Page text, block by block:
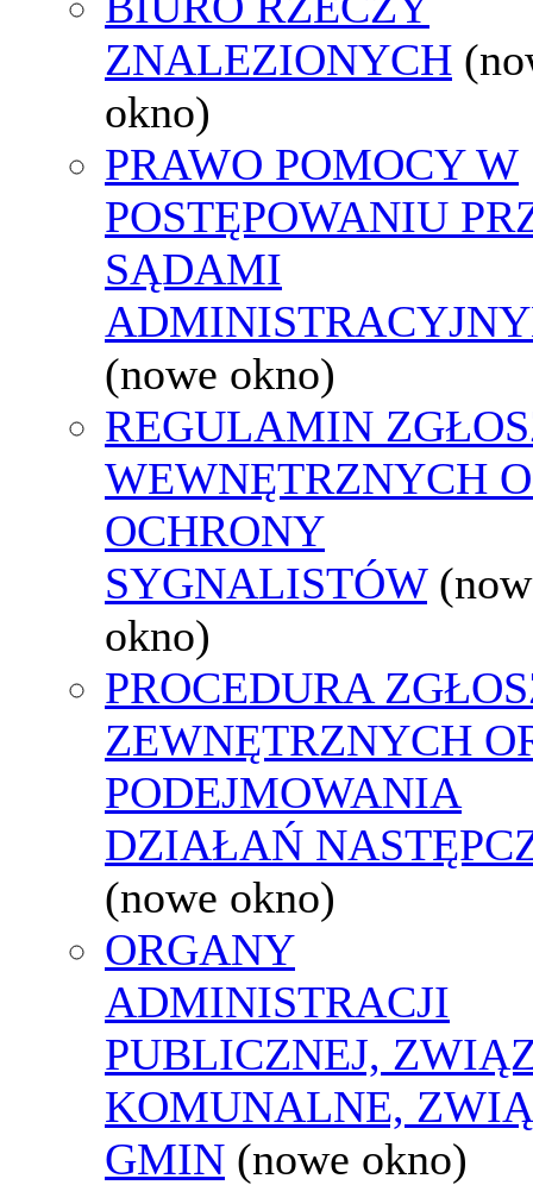
ZNALEZIONYCH
okno)
PRAWO POMOCY W
POSTĘPOWANIU
SĄDAMI
(nowe okno)
REGULAMIN
WEWNĘTRZNYCH
OCHRONY
SYGNALISTÓW
okno)
PROCEDURA
ZEWNĘTRZNYCH
PODEJMOWANIA
DZIAŁAŃ
(nowe okno)
ORGANY
ADMINISTRACJI
PUBLICZNEJ,
KOMUNALNE,
GMIN (nowe okno)